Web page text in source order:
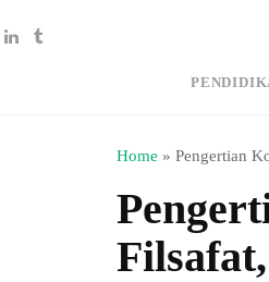
Home » Pengertian